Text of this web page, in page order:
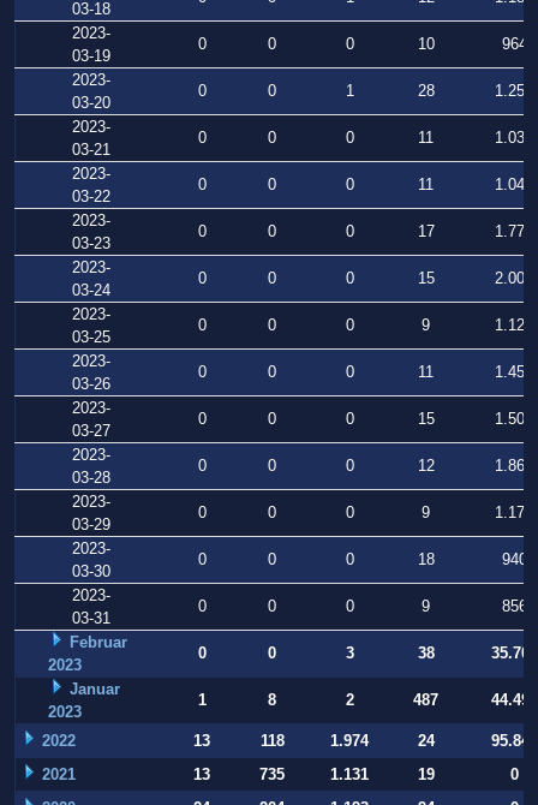
03-18
2023-
03-19
0 0 0 10
964
2023-
03-20
0 0 1 28
1.255
2023-
03-21
0 0 0 11
1.039
2023-
03-22
0 0 0 11
1.048
2023-
03-23
0 0 0 17
1.773
2023-
03-24
0 0 0 15
2.004
2023-
03-25
0 0 0 9
1.124
2023-
03-26
0 0 0 11
1.452
2023-
03-27
0 0 0 15
1.500
2023-
03-28
0 0 0 12
1.862
2023-
03-29
0 0 0 9
1.178
2023-
03-30
0 0 0 18
940
2023-
03-31
0 0 0 9
856
Februar
2023
0 0 3 38
35.709
Januar
2023
1 8 2 487 44.497
2022 13 118 1.974 24
95.847
2021
13 735 1.131 19
0